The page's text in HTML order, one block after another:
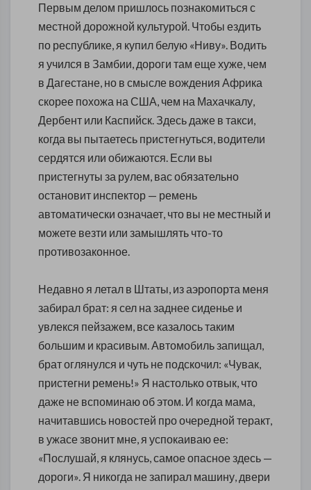
Первым делом пришлось познакомиться с
местной дорожной культурой. Чтобы ездить
по республике, я купил белую «Ниву». Водить
я учился в Замбии, дороги там еще хуже, чем
в Дагестане, но в смысле вождения Африка
скорее похожа на США, чем на Махачкалу,
Дербент или Каспийск. Здесь даже в такси,
когда вы пытаетесь пристегнуться, водители
сердятся или обижаются. Если вы
пристегнуты за рулем, вас обязательно
остановит инспектор — ремень
автоматически означает, что вы не местный и
можете везти или замышлять что-то
противозаконное.
Недавно я летал в Штаты, из аэропорта меня
забирал брат: я сел на заднее сиденье и
увлекся пейзажем, все казалось таким
большим и красивым. Автомобиль запищал,
брат оглянулся и чуть не подскочил: «Чувак,
пристегни ремень!» Я настолько отвык, что
даже не вспоминаю об этом. И когда мама,
начитавшись новостей про очередной теракт,
в ужасе звонит мне, я успокаиваю ее:
«Послушай, я клянусь, самое опасное здесь —
дороги». Я никогда не запирал машину, двери